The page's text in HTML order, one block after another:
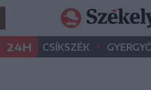
24H CSÍKSZÉK •